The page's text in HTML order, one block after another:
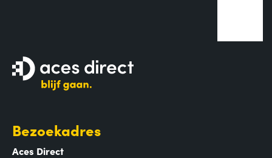
Bezoekadres
Aces Direct